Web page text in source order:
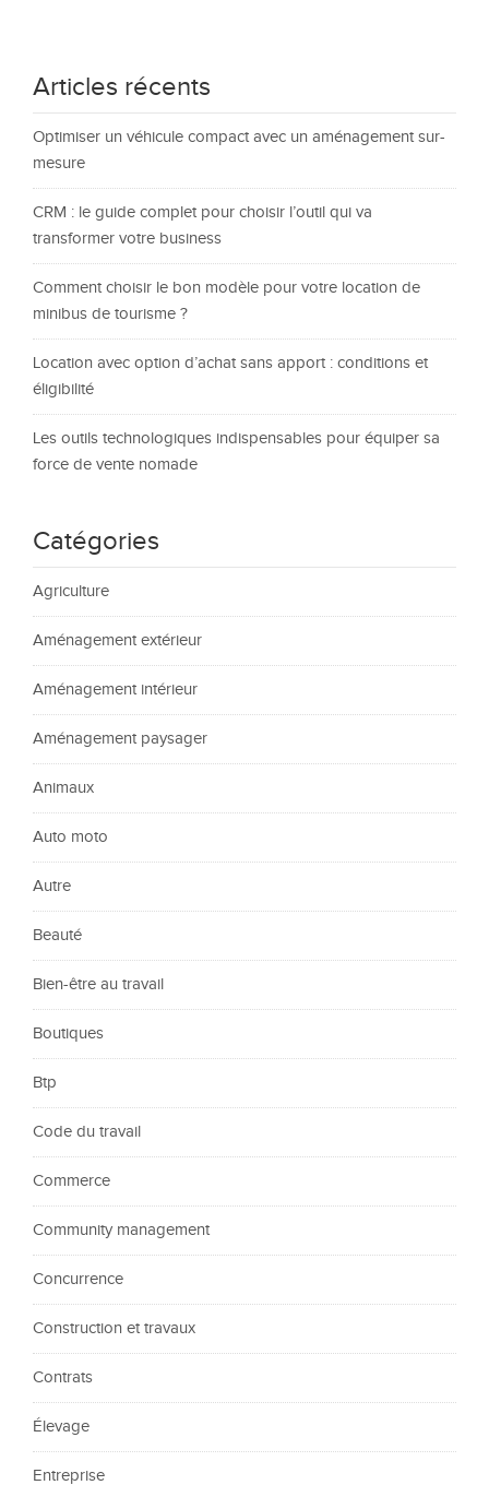
Articles récents
Optimiser un véhicule compact avec un aménagement sur-
mesure
CRM : le guide complet pour choisir l’outil qui va
transformer votre business
Comment choisir le bon modèle pour votre location de
minibus de tourisme ?
Location avec option d’achat sans apport : conditions et
éligibilité
Les outils technologiques indispensables pour équiper sa
force de vente nomade
Catégories
Agriculture
Aménagement extérieur
Aménagement intérieur
Aménagement paysager
Animaux
Auto moto
Autre
Beauté
Bien-être au travail
Boutiques
Btp
Code du travail
Commerce
Community management
Concurrence
Construction et travaux
Contrats
Élevage
Entreprise